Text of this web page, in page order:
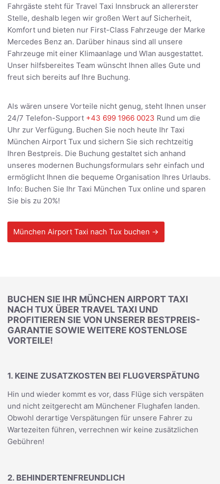
Fahrgäste steht für Travel Taxi Innsbruck an allererster
Stelle, deshalb legen wir großen Wert auf Sicherheit,
Komfort und bieten nur First-Class Fahrzeuge der Marke
Mercedes Benz an. Darüber hinaus sind all unsere
Fahrzeuge mit einer Klimaanlage und Wlan ausgestattet.
Unser hilfsbereites Team wünscht Ihnen alles Gute und
freut sich bereits auf Ihre Buchung.
Als wären unsere Vorteile nicht genug, steht Ihnen unser
24/7 Telefon-Support +43 699 1966 0023 Rund um die
Uhr zur Verfügung. Buchen Sie noch heute Ihr Taxi
München Airport Tux und sichern Sie sich rechtzeitig
Ihren Bestpreis. Die Buchung gestaltet sich anhand
unseres modernen Buchungsformulars sehr einfach und
ermöglicht Ihnen die bequeme Organisation Ihres Urlaubs.
Info: Buchen Sie Ihr Taxi München Tux online und sparen
Sie bis zu 20%!
München Airport Taxi nach Tux buchen →
BUCHEN SIE IHR MÜNCHEN AIRPORT TAXI
NACH TUX ÜBER TRAVEL TAXI UND
PROFITIEREN SIE VON UNSERER BESTPREIS-
GARANTIE SOWIE WEITERE KOSTENLOSE
VORTEILE!
1. KEINE ZUSATZKOSTEN BEI FLUGVERSPÄTUNG
Hin und wieder kommt es vor, dass Flüge sich verspäten
und nicht zeitgerecht am Münchener Flughafen landen.
Obwohl derartige Verspätungen für unsere Fahrer zu
Wartezeiten führen, verrechnen wir keine zusätzlichen
Gebühren!
2. BEHINDERTENFREUNDLICH